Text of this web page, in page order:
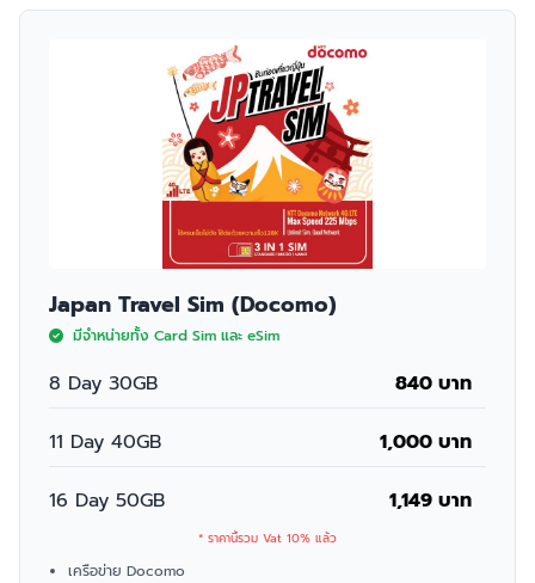
Japan Travel Sim (Docomo)
มีจำหน่ายทั้ง Card Sim และ eSim
8 Day 30GB 840 บาท
11 Day 40GB 1,000 บาท
16 Day 50GB 1,149 บาท
* ราคานี้รวม Vat 10% แล้ว
เครือข่าย Docomo